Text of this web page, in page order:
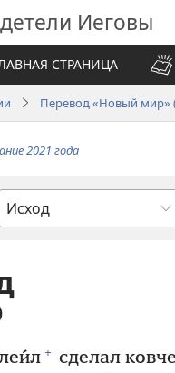
Иеговы
СТРАНИЦА
Перевод «Новый мир»
2021 года
+ сделал